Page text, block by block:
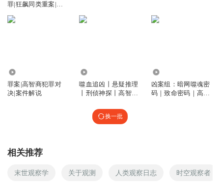
前面周笑绑架月月的时候不是跟月月说那男孩儿是他推下公
交站的吗？作者写忘了？
有没有可能是徐晓东
回复 2025-02-21 0
华国的“天眼”就是找不到被拐🉐孩子，丢失的孩子，普通人
帅的都没有成长空间了
罪|狂飙同类重案|追
罪案|高智商犯罪对
决|案件解说
噬血追凶丨悬疑推理
丨刑侦神探丨高智商
凶案组：暗网噬魂密
码｜致命密码｜高智
换一批
相关推荐
末世观察学 关于观测 人类观察日志 时空观察者